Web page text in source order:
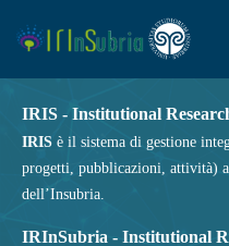
IRIS - Institutional
IRIS è il sistema di gestione
progetti, pubblicazioni, attività)
dell’Insubria.
IRInSubria - Institutional